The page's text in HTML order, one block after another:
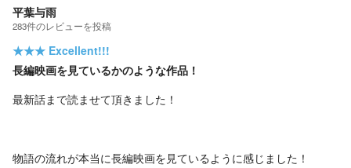
平葉与雨
283件のレビューを投稿
★★★ Excellent!!!
長編映画を見ているかのような作品！
最新話まで読ませて頂きました！
物語の流れが本当に長編映画を見ているように感じました！